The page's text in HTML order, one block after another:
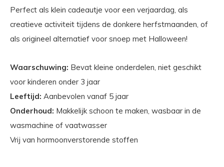
Perfect als klein cadeautje voor een verjaardag, als
creatieve activiteit tijdens de donkere herfstmaanden, of
als origineel alternatief voor snoep met Halloween!
Waarschuwing: Bevat kleine onderdelen, niet geschikt
voor kinderen onder 3 jaar
Leeftijd: Aanbevolen vanaf 5 jaar
Onderhoud: Makkelijk schoon te maken, wasbaar in de
wasmachine of vaatwasser
Vrij van hormoonverstorende stoffen